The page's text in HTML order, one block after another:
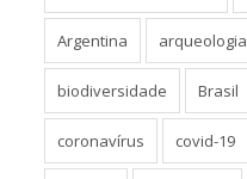
Argentina arqueologia
biodiversidade Brasil
coronavírus covid-19